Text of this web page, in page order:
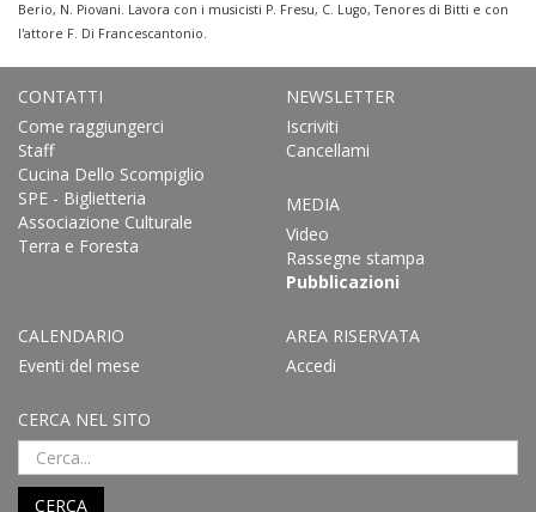
Berio, N. Piovani. Lavora con i musicisti P. Fresu, C. Lugo, Tenores di Bitti e con
l'attore F. Di Francescantonio.
CONTATTI
Come raggiungerci
Staff
Cucina Dello Scompiglio
SPE - Biglietteria
Associazione Culturale
Terra e Foresta
NEWSLETTER
Iscriviti
Cancellami
MEDIA
Video
Rassegne stampa
Pubblicazioni
CALENDARIO
Eventi del mese
AREA RISERVATA
Accedi
CERCA NEL SITO
CERCA